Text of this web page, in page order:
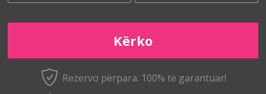
Rezervo përpara. 100% të garantuar!